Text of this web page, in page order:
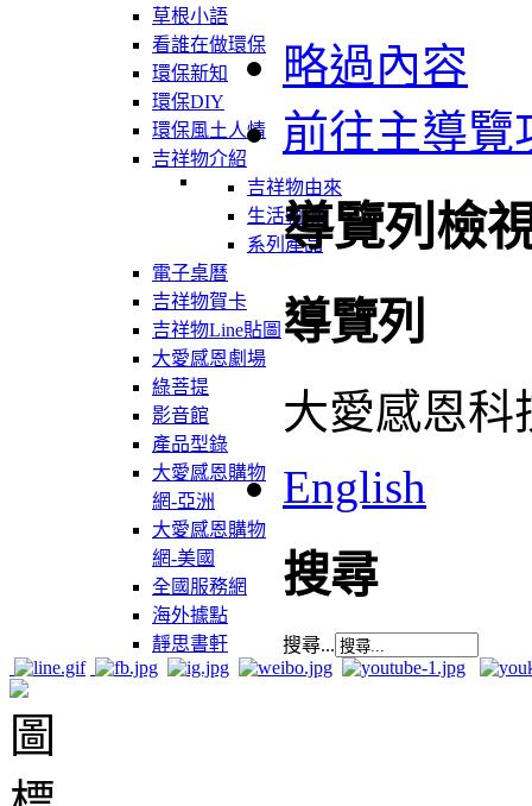
草根小語
看誰在做環保
環保新知
環保DIY
環保風土人情
吉祥物介紹
吉祥物由來
生活軌跡
系列產品
電子桌曆
吉祥物賀卡
吉祥物Line貼圖
大愛感恩劇場
綠菩提
影音館
產品型錄
大愛感恩購物
網-亞洲
大愛感恩購物
網-美國
全國服務網
海外據點
靜思書軒
略過內容
前往主導覽
導覽列檢
導覽列
大愛感恩科
English
搜尋
搜尋...